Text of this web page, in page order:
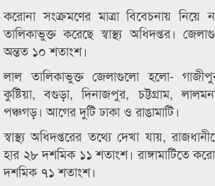
করোনা সংক্রমণের মাত্রা বিবেচনায়
তালিকাভুক্ত করেছে স্বাস্থ্য অধিদপ্তর।
অন্তত ১০ শতাংশ।
লাল তালিকাভুক্ত জেলাগুলো হলো-
কুষ্টিয়া, বগুড়া, দিনাজপুর, চট্টগ্রাম,
পঞ্চগড়। আগের দুটি ঢাকা ও রাঙামাটি।
স্বাস্থ্য অধিদপ্তরের তথ্যে দেখা যায়,
হার ২৮ দশমিক ১১ শতাংশ। রাঙ্গামাটিতে
দশমিক ৭১ শতাংশ।